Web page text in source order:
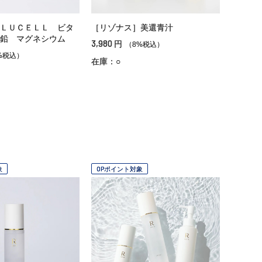
ＵＣＥＬＬ ビタ
マグネシウム
込）
［リゾナス］美還青汁
3,980 円 （8%税込）
在庫：○
OPポイント対象